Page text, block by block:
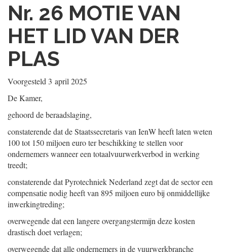
Nr. 26 MOTIE VAN
HET LID VAN DER
PLAS
Voorgesteld 3 april 2025
De Kamer,
gehoord de beraadslaging,
constaterende dat de Staatssecretaris van IenW heeft laten weten
100 tot 150 miljoen euro ter beschikking te stellen voor
ondernemers wanneer een totaalvuurwerkverbod in werking
treedt;
constaterende dat Pyrotechniek Nederland zegt dat de sector een
compensatie nodig heeft van 895 miljoen euro bij onmiddellijke
inwerkingtreding;
overwegende dat een langere overgangstermijn deze kosten
drastisch doet verlagen;
overwegende dat alle ondernemers in de vuurwerkbranche